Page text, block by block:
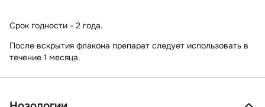
Срок годности - 2 года.
После вскрытия флакона препарат следует использовать в
течение 1 месяца.